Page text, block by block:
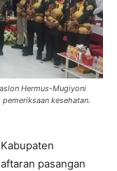
Hermus-Mugiyoni
kesehatan.
pasangan